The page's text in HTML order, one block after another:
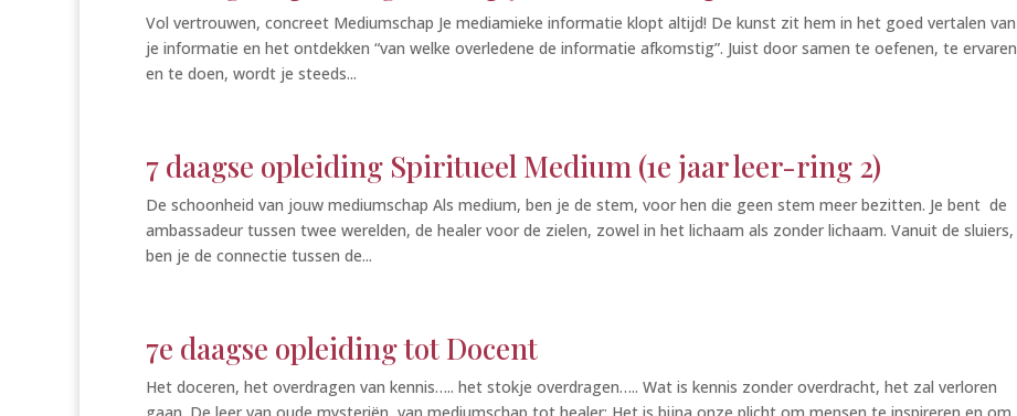
Vol vertrouwen, concreet Mediumschap Je mediamieke informatie klopt altijd! De kunst zit hem in het goed vertalen van
je informatie en het ontdekken “van welke overledene de informatie afkomstig”. Juist door samen te oefenen, te ervaren
en te doen, wordt je steeds...
7 daagse opleiding Spiritueel Medium (1e jaar leer-ring 2)
De schoonheid van jouw mediumschap Als medium, ben je de stem, voor hen die geen stem meer bezitten. Je bent de
ambassadeur tussen twee werelden, de healer voor de zielen, zowel in het lichaam als zonder lichaam. Vanuit de sluiers,
ben je de connectie tussen de...
7e daagse opleiding tot Docent
Het doceren, het overdragen van kennis….. het stokje overdragen….. Wat is kennis zonder overdracht, het zal verloren